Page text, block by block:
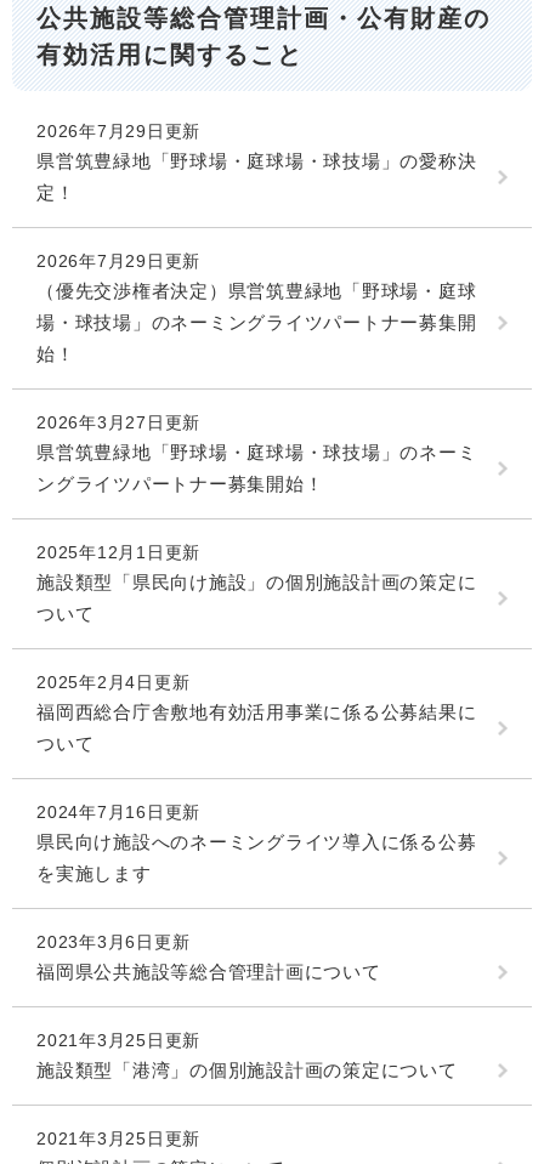
公共施設等総合管理計画・公有財産の
有効活用に関すること
2026年7月29日更新
県営筑豊緑地「野球場・庭球場・球技場」の愛称決
定！
2026年7月29日更新
（優先交渉権者決定）県営筑豊緑地「野球場・庭球
場・球技場」のネーミングライツパートナー募集開
始！
2026年3月27日更新
県営筑豊緑地「野球場・庭球場・球技場」のネーミ
ングライツパートナー募集開始！
2025年12月1日更新
施設類型「県民向け施設」の個別施設計画の策定に
ついて
2025年2月4日更新
福岡西総合庁舎敷地有効活用事業に係る公募結果に
ついて
2024年7月16日更新
県民向け施設へのネーミングライツ導入に係る公募
を実施します
2023年3月6日更新
福岡県公共施設等総合管理計画について
2021年3月25日更新
施設類型「港湾」の個別施設計画の策定について
2021年3月25日更新